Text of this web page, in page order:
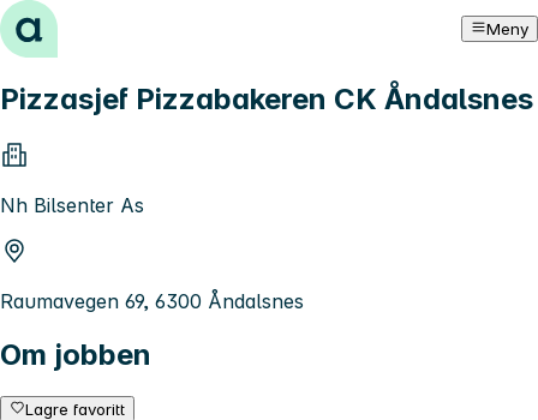
Hopp til innhold Meny
Pizzasjef Pizzabakeren CK Åndalsnes
Nh Bilsenter As
Raumavegen 69, 6300 Åndalsnes
Om jobben
Lagre favoritt